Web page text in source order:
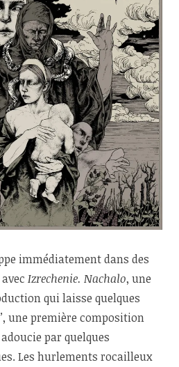
immédiatement dans des
Izrechenie. Nachalo, une
qui laisse quelques
, une première composition
par quelques
Les hurlements rocailleux